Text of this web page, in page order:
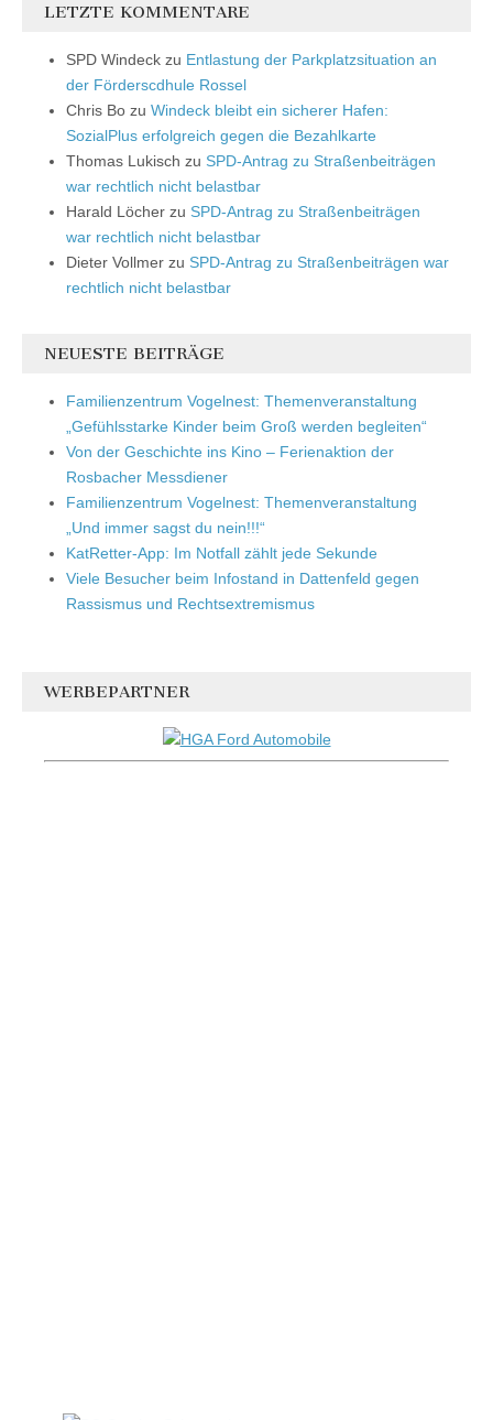
LETZTE KOMMENTARE
SPD Windeck zu Entlastung der Parkplatzsituation an
der Förderscdhule Rossel
Chris Bo zu Windeck bleibt ein sicherer Hafen:
SozialPlus erfolgreich gegen die Bezahlkarte
Thomas Lukisch zu SPD-Antrag zu Straßenbeiträgen
war rechtlich nicht belastbar
Harald Löcher zu SPD-Antrag zu Straßenbeiträgen
war rechtlich nicht belastbar
Dieter Vollmer zu SPD-Antrag zu Straßenbeiträgen war
rechtlich nicht belastbar
NEUESTE BEITRÄGE
Familienzentrum Vogelnest: Themenveranstaltung
„Gefühlsstarke Kinder beim Groß werden begleiten“
Von der Geschichte ins Kino – Ferienaktion der
Rosbacher Messdiener
Familienzentrum Vogelnest: Themenveranstaltung
„Und immer sagst du nein!!!“
KatRetter-App: Im Notfall zählt jede Sekunde
Viele Besucher beim Infostand in Dattenfeld gegen
Rassismus und Rechtsextremismus
WERBEPARTNER